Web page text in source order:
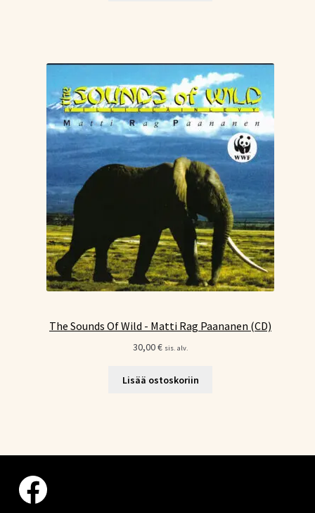
The Sounds Of Wild - Matti Rag Paananen (CD)
30,00€ sis. alv.
Lisää ostoskoriin
Facebook